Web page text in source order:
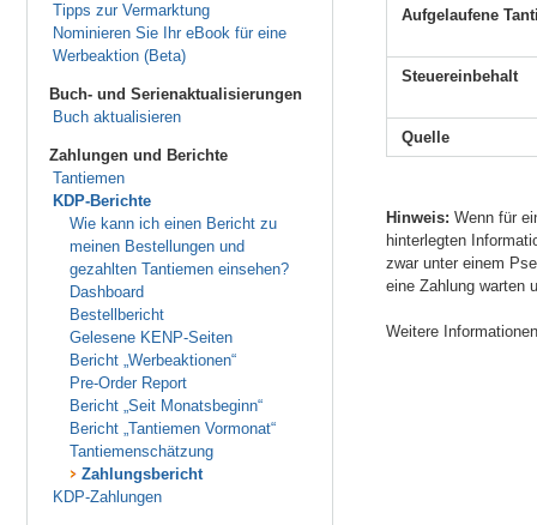
Tipps zur Vermarktung
Nominieren Sie Ihr eBook für eine
Werbeaktion (Beta)
Buch- und Serienaktualisierungen
Buch aktualisieren
Zahlungen und Berichte
Tantiemen
KDP-Berichte
Wie kann ich einen Bericht zu
meinen Bestellungen und
gezahlten Tantiemen einsehen?
Dashboard
Bestellbericht
Gelesene KENP-Seiten
Bericht „Werbeaktionen“
Pre-Order Report
Bericht „Seit Monatsbeginn“
Bericht „Tantiemen Vormonat“
Tantiemenschätzung
Zahlungsbericht
KDP-Zahlungen
Aufgelaufene
Steuereinbehalt
Quelle
Hinweis: Wenn für
hinterlegten
zwar unter einem
eine Zahlung warten
Weitere